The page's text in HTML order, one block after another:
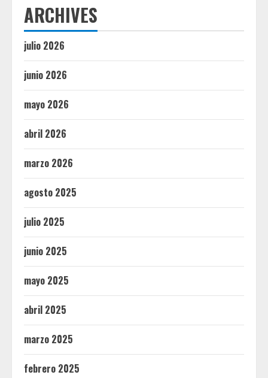
ARCHIVES
julio 2026
junio 2026
mayo 2026
abril 2026
marzo 2026
agosto 2025
julio 2025
junio 2025
mayo 2025
abril 2025
marzo 2025
febrero 2025